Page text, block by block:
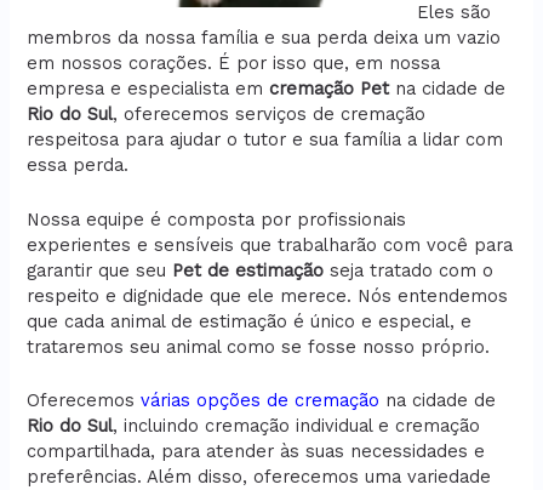
Eles são
membros da nossa família e sua perda deixa um vazio
em nossos corações. É por isso que, em nossa
empresa e especialista emcremação Petna cidade de
Rio do Sul, oferecemos serviços de cremação
respeitosa para ajudar o tutor e sua família a lidar com
essa perda.
Nossa equipe é composta por profissionais
experientes e sensíveis que trabalharão com você para
garantir que seu Pet de estimação seja tratado com o
respeito e dignidade que ele merece. Nós entendemos
que cada animal de estimação é único e especial, e
trataremos seu animal como se fosse nosso próprio.
Oferecemosvárias opções de cremação na cidade de
Rio do Sul, incluindo cremação individual e cremação
compartilhada, para atender às suas necessidades e
preferências. Além disso, oferecemos uma variedade